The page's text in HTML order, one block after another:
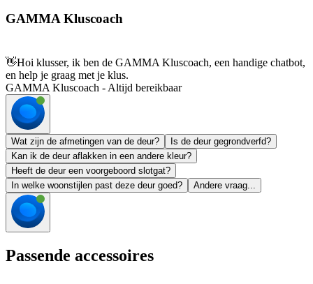
GAMMA Kluscoach
👋Hoi klusser, ik ben de GAMMA Kluscoach, een handige chatbot,
en help je graag met je klus.
GAMMA Kluscoach - Altijd bereikbaar
Wat zijn de afmetingen van de deur?
Is de deur gegrondverfd?
Kan ik de deur aflakken in een andere kleur?
Heeft de deur een voorgeboord slotgat?
In welke woonstijlen past deze deur goed?
Andere vraag...
Passende accessoires